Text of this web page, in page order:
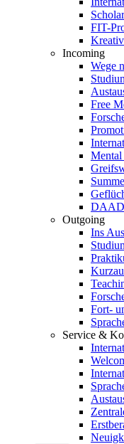
FIT-
Incoming
Wege
Free
Mental
Outgoing
Ins
Fort-
Service &